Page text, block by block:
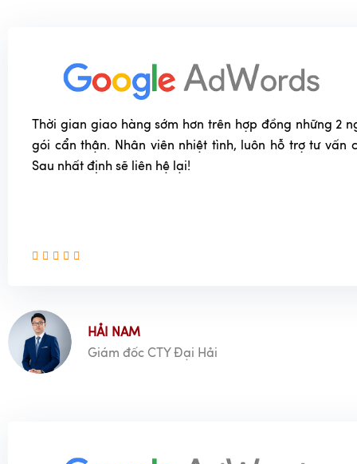
Thời gian giao hàng sớm hơn trên hợp đồng những 2
gói cẩn thận. Nhân viên nhiệt tình, luôn hỗ trợ tư vấn
Sau nhất định sẽ liên hệ lại!
HẢI NAM
Giám đốc CTY Đại Hải